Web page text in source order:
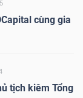
cùng gia
tịch kiêm Tổng